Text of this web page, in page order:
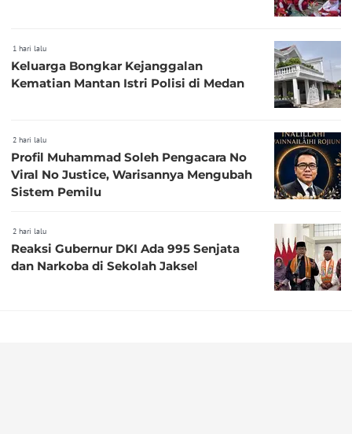
1 hari lalu
Keluarga Bongkar Kejanggalan
Kematian Mantan Istri Polisi di Medan
2 hari lalu
Profil Muhammad Soleh Pengacara No
Viral No Justice, Warisannya Mengubah
Sistem Pemilu
2 hari lalu
Reaksi Gubernur DKI Ada 995 Senjata
dan Narkoba di Sekolah Jaksel